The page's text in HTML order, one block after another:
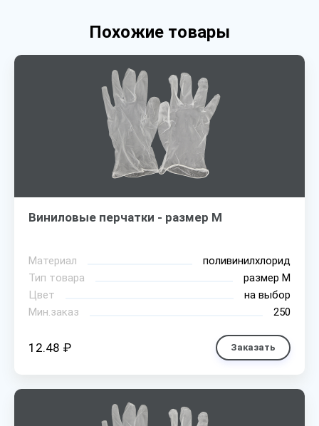
Похожие товары
Виниловые перчатки - размер M
Материал
поливинилхлорид
Тип товара
размер М
Цвет
на выбор
Мин.заказ
250
12.48 ₽ Заказать